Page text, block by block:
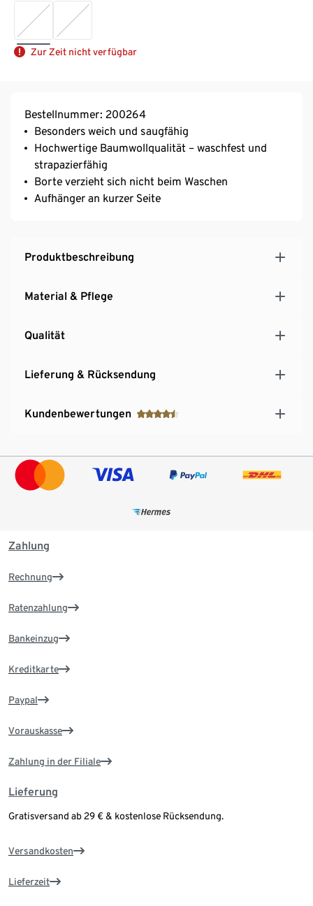
Zur Zeit nicht verfügbar
Bestellnummer: 200264
Besonders weich und saugfähig
Hochwertige Baumwollqualität – waschfest und
strapazierfähig
Borte verzieht sich nicht beim Waschen
Aufhänger an kurzer Seite
Produktbeschreibung
Material & Pflege
Qualität
Lieferung & Rücksendung
Kundenbewertungen
Zahlung
Rechnung
Ratenzahlung
Bankeinzug
Kreditkarte
Paypal
Vorauskasse
Zahlung in der Filiale
Lieferung
Gratisversand ab 29 € & kostenlose Rücksendung.
Versandkosten
Lieferzeit